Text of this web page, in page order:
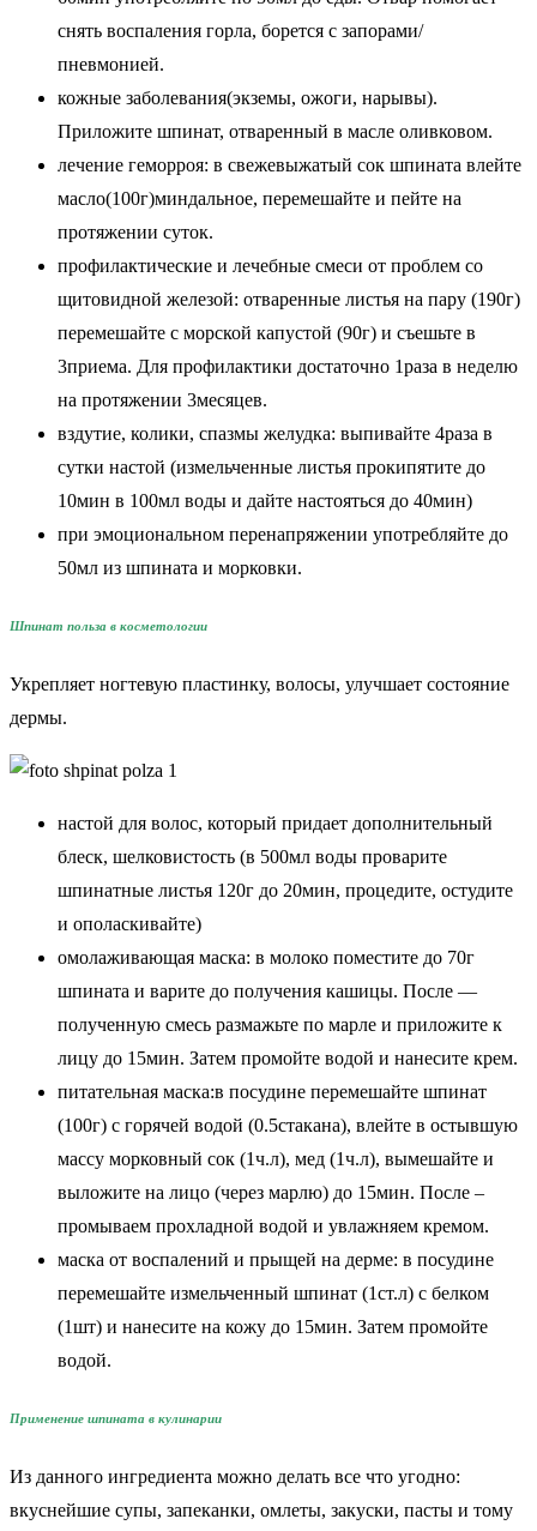
снять воспаления горла, борется с запорами/
пневмонией.
кожные заболевания(экземы, ожоги, нарывы).
Приложите шпинат, отваренный в масле оливковом.
лечение геморроя: в свежевыжатый сок шпината влейте
масло(100г)миндальное, перемешайте и пейте на
протяжении суток.
профилактические и лечебные смеси от проблем со
щитовидной железой: отваренные листья на пару (190г)
перемешайте с морской капустой (90г) и съешьте в
3приема. Для профилактики достаточно 1раза в неделю
на протяжении 3месяцев.
вздутие, колики, спазмы желудка: выпивайте 4раза в
сутки настой (измельченные листья прокипятите до
10мин в 100мл воды и дайте настояться до 40мин)
при эмоциональном перенапряжении употребляйте до
50мл из шпината и морковки.
Шпинат польза в косметологии
Укрепляет ногтевую пластинку, волосы, улучшает состояние
дермы.
настой для волос, который придает дополнительный
блеск, шелковистость (в 500мл воды проварите
шпинатные листья 120г до 20мин, процедите, остудите
и ополаскивайте)
омолаживающая маска: в молоко поместите до 70г
шпината и варите до получения кашицы. После —
полученную смесь размажьте по марле и приложите к
лицу до 15мин. Затем промойте водой и нанесите крем.
питательная маска:в посудине перемешайте шпинат
(100г) с горячей водой (0.5стакана), влейте в остывшую
массу морковный сок (1ч.л), мед (1ч.л), вымешайте и
выложите на лицо (через марлю) до 15мин. После –
промываем прохладной водой и увлажняем кремом.
маска от воспалений и прыщей на дерме: в посудине
перемешайте измельченный шпинат (1ст.л) с белком
(1шт) и нанесите на кожу до 15мин. Затем промойте
водой.
Применение шпината в кулинарии
Из данного ингредиента можно делать все что угодно:
вкуснейшие супы, запеканки, омлеты, закуски, пасты и тому